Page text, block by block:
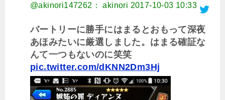
@akinori147262： akinori 2017-10-03 10:33
バートリーに勝手にはまるとおもって深夜
あほみたいに厳選しました。はまる確証な
んて一つもないのに笑笑
pic.twitter.com/dKNN2Dm3Hj